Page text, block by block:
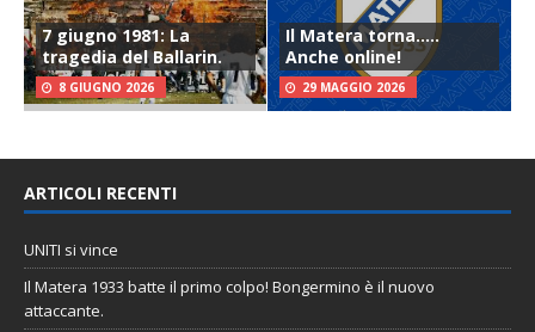
7 giugno 1981: La
tragedia del Ballarin.
8 GIUGNO 2026
Il Matera torna…..
Anche online!
29 MAGGIO 2026
ARTICOLI RECENTI
UNITI si vince
Il Matera 1933 batte il primo colpo! Bongermino è il nuovo
attaccante.